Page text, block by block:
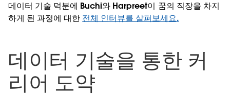
데이터 기술 덕분에 Buchi와 Harpreet이 꿈의 직장을 차지
하게 된 과정에 대한 전체 인터뷰를 살펴보세요.
데이터 기술을 통한 커
리어 도약